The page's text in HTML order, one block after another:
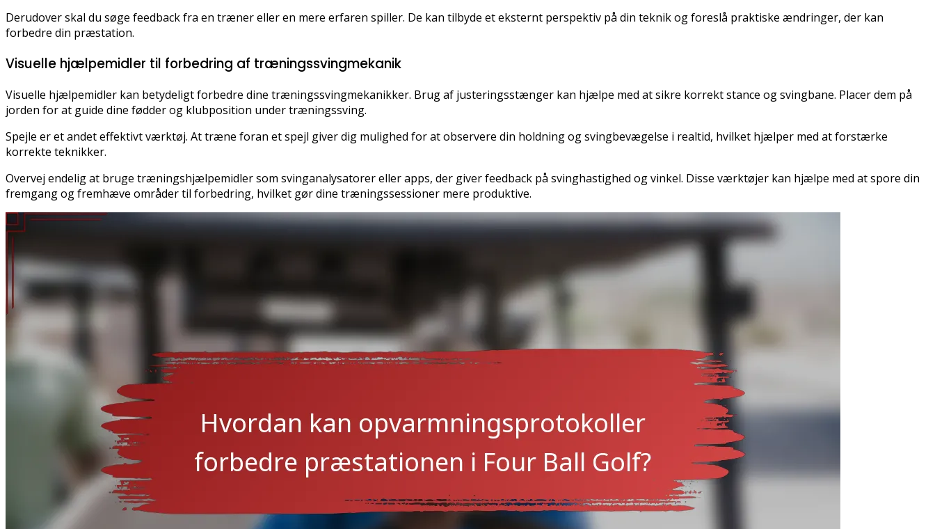
Derudover skal du søge feedback fra en træner eller en mere erfaren spiller. De kan tilbyde et eksternt perspektiv på din teknik og foreslå praktiske ændringer, der kan
forbedre din præstation.
Visuelle hjælpemidler til forbedring af træningssvingmekanik
Visuelle hjælpemidler kan betydeligt forbedre dine træningssvingmekanikker. Brug af justeringsstænger kan hjælpe med at sikre korrekt stance og svingbane. Placer dem på
jorden for at guide dine fødder og klubposition under træningssving.
Spejle er et andet effektivt værktøj. At træne foran et spejl giver dig mulighed for at observere din holdning og svingbevægelse i realtid, hvilket hjælper med at forstærke
korrekte teknikker.
Overvej endelig at bruge træningshjælpemidler som svinganalysatorer eller apps, der giver feedback på svinghastighed og vinkel. Disse værktøjer kan hjælpe med at spore din
fremgang og fremhæve områder til forbedring, hvilket gør dine træningssessioner mere produktive.